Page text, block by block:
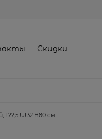
Скидки
W32 H80 см